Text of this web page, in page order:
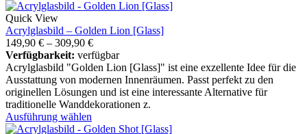
Quick View
Acrylglasbild – Golden Lion [Glass]
149,90 € – 309,90 €
Verfügbarkeit: verfügbar
Acrylglasbild "Golden Lion [Glass]" ist eine exzellente Idee für die
Ausstattung von modernen Innenräumen. Passt perfekt zu den
originellen Lösungen und ist eine interessante Alternative für
traditionelle Wanddekorationen z.
Ausführung wählen